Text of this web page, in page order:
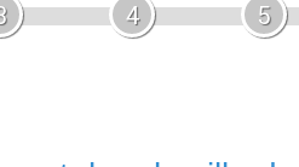
4 5